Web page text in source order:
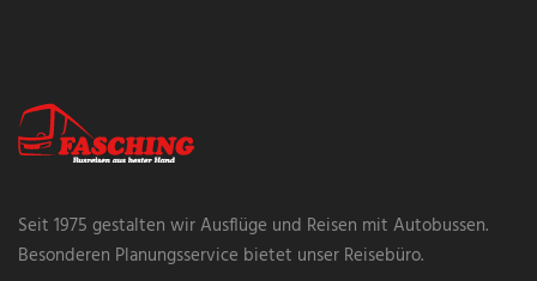
Seit 1975 gestalten wir Ausflüge und Reisen mit Autobussen.
Besonderen Planungsservice bietet unser Reisebüro.